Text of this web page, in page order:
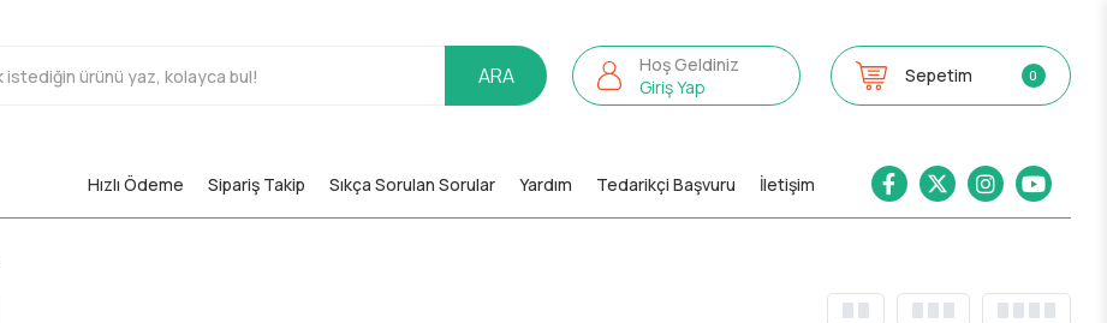
ARA
Hoş Geldiniz
Giriş Yap
Sepetim 0
Hızlı Ödeme Sipariş Takip Sıkça Sorulan Sorular Yardım Tedarikçi Başvuru İletişim